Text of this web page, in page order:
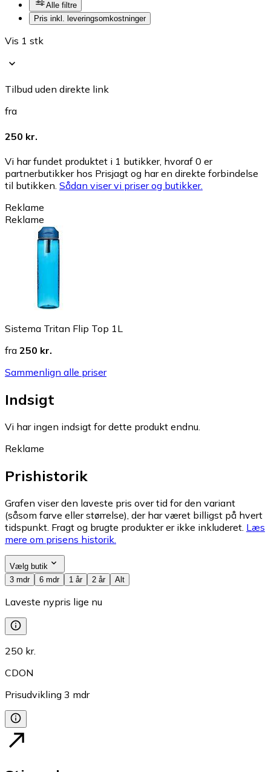
Alle filtre
Pris inkl. leveringsomkostninger
Vis 1 stk
Tilbud uden direkte link
fra
250 kr.
Vi har fundet produktet i 1 butikker, hvoraf 0 er
partnerbutikker hos Prisjagt og har en direkte forbindelse
til butikken. Sådan viser vi priser og butikker.
Reklame
Reklame
Sistema Tritan Flip Top 1L
fra 250 kr.
Sammenlign alle priser
Indsigt
Vi har ingen indsigt for dette produkt endnu.
Reklame
Prishistorik
Grafen viser den laveste pris over tid for den variant
(såsom farve eller størrelse), der har været billigst på hvert
tidspunkt. Fragt og brugte produkter er ikke inkluderet. Læs
mere om prisens historik.
Vælg butik
3 mdr
6 mdr 1 år 2 år Alt
Laveste nypris lige nu
250 kr.
CDON
Prisudvikling 3 mdr